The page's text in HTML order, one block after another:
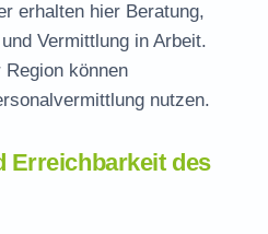
erhalten hier Beratung,
Vermittlung in Arbeit.
können
nutzen.
Erreichbarkeit des